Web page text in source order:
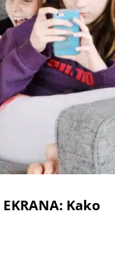
EKRANA: Kako